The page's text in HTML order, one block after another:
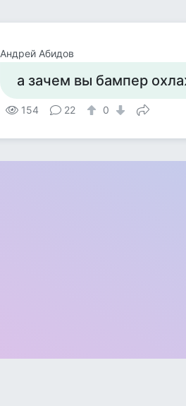
Андрей Абидов
а зачем вы бампер
154 22 0